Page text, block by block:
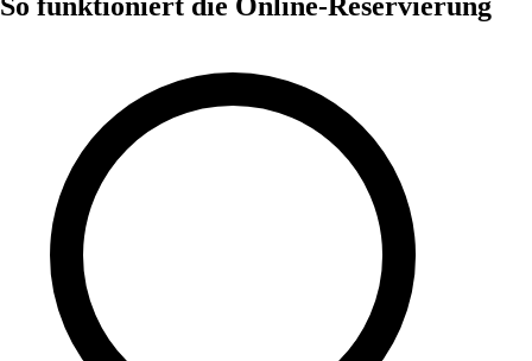
So funktioniert die Online-Reservierung